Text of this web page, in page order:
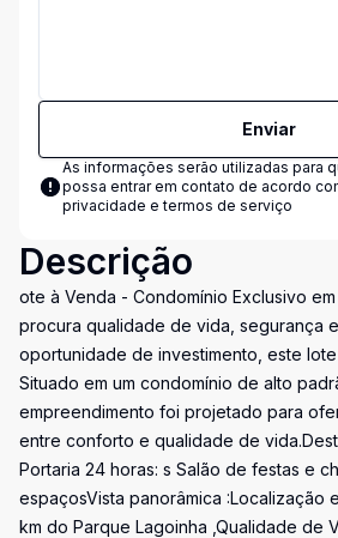
Enviar
As informações serão utilizadas para
possa entrar em contato de acordo
privacidade e termos de serviço
Descrição
ote à Venda - Condomínio Exclusivo
procura qualidade de vida, segurança
oportunidade de investimento, este
Situado em um condomínio de alto
empreendimento foi projetado para
entre conforto e qualidade de
Portaria 24 horas: s Salão de festas e
espaçosVista panorâmica :Localização
km do Parque Lagoinha ,Qualidade de